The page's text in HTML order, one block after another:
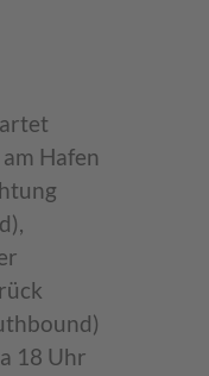
Hafen
18 Uhr